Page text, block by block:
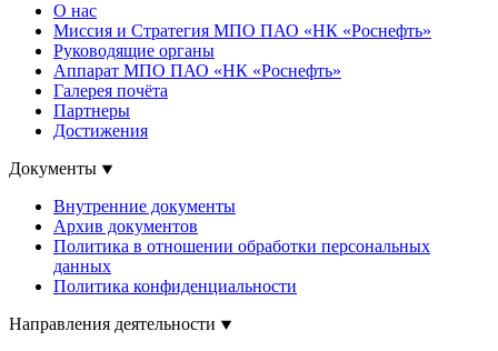
О нас
Миссия и Стратегия МПО ПАО «НК «Роснефть»
Руководящие органы
Аппарат МПО ПАО «НК «Роснефть»
Галерея почёта
Партнеры
Достижения
Документы
Внутренние документы
Архив документов
Политика в отношении обработки персональных
данных
Политика конфиденциальности
Направления деятельности